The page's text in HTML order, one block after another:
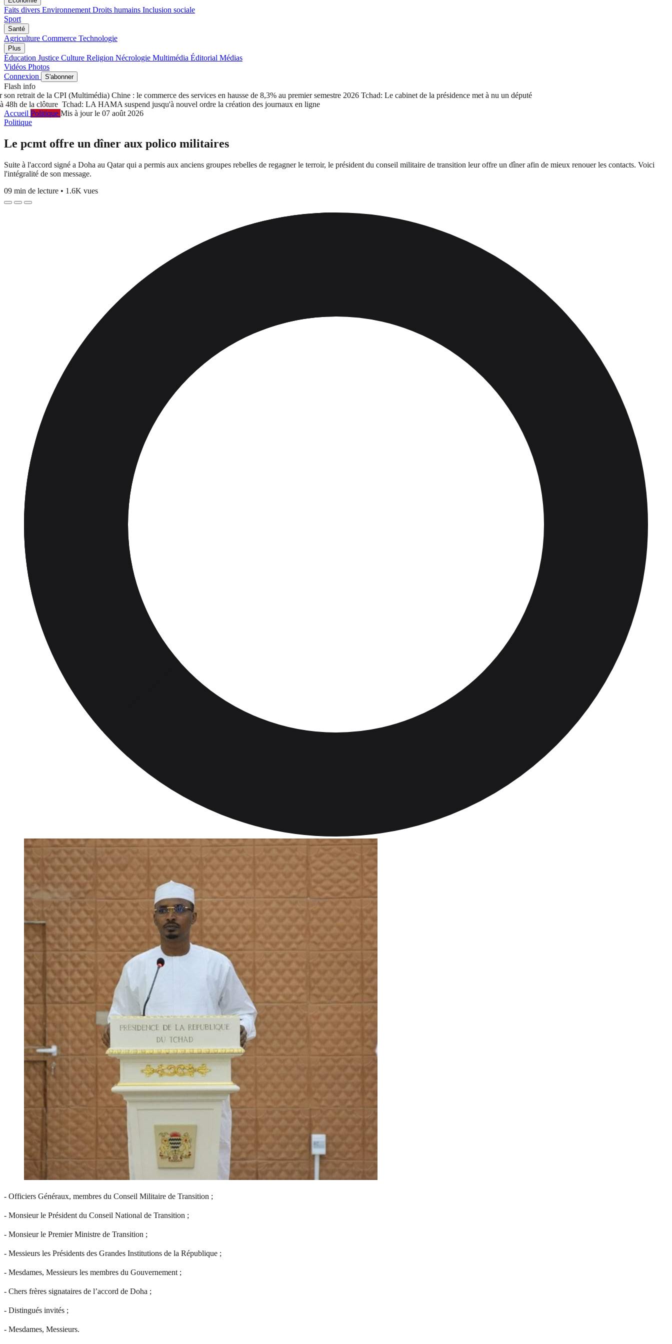
Faits divers Environnement Droits humains Inclusion sociale
Sport
Santé
Agriculture Commerce Technologie
Plus
Éducation Justice Culture Religion Nécrologie Multimédia Éditorial Médias
Vidéos Photos
Connexion
S'abonner
Flash info
retrait de la CPI(Multimédia) Chine : le commerce des services en hausse de 8,3% au premier semestre 2026Tchad: Le cabinet de la présidence met à nu un député
de la clôtureTchad: LA HAMA suspend jusqu'à nouvel ordre la création des journaux en ligne
Accueil Politique Mis à jour le 07 août 2026
Politique
Le pcmt offre un dîner aux polico militaires
Suite à l'accord signé a Doha au Qatar qui a permis aux anciens groupes rebelles de regagner le terroir, le président du conseil militaire de transition leur offre un dîner afin de mieux renouer les contacts. Voici
l'intégralité de son message.
09 min de lecture • 1.6K vues
- Officiers Généraux, membres du Conseil Militaire de Transition ;
- Monsieur le Président du Conseil National de Transition ;
- Monsieur le Premier Ministre de Transition ;
- Messieurs les Présidents des Grandes Institutions de la République ;
- Mesdames, Messieurs les membres du Gouvernement ;
- Chers frères signataires de l’accord de Doha ;
- Distingués invités ;
- Mesdames, Messieurs.